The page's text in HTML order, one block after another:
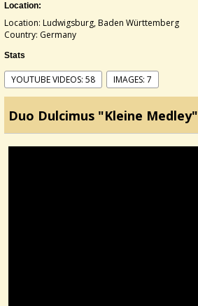
Location:
Location: Ludwigsburg, Baden Württemberg
Country: Germany
Stats
YOUTUBE VIDEOS: 58 IMAGES: 7
Duo Dulcimus "Kleine Medley"